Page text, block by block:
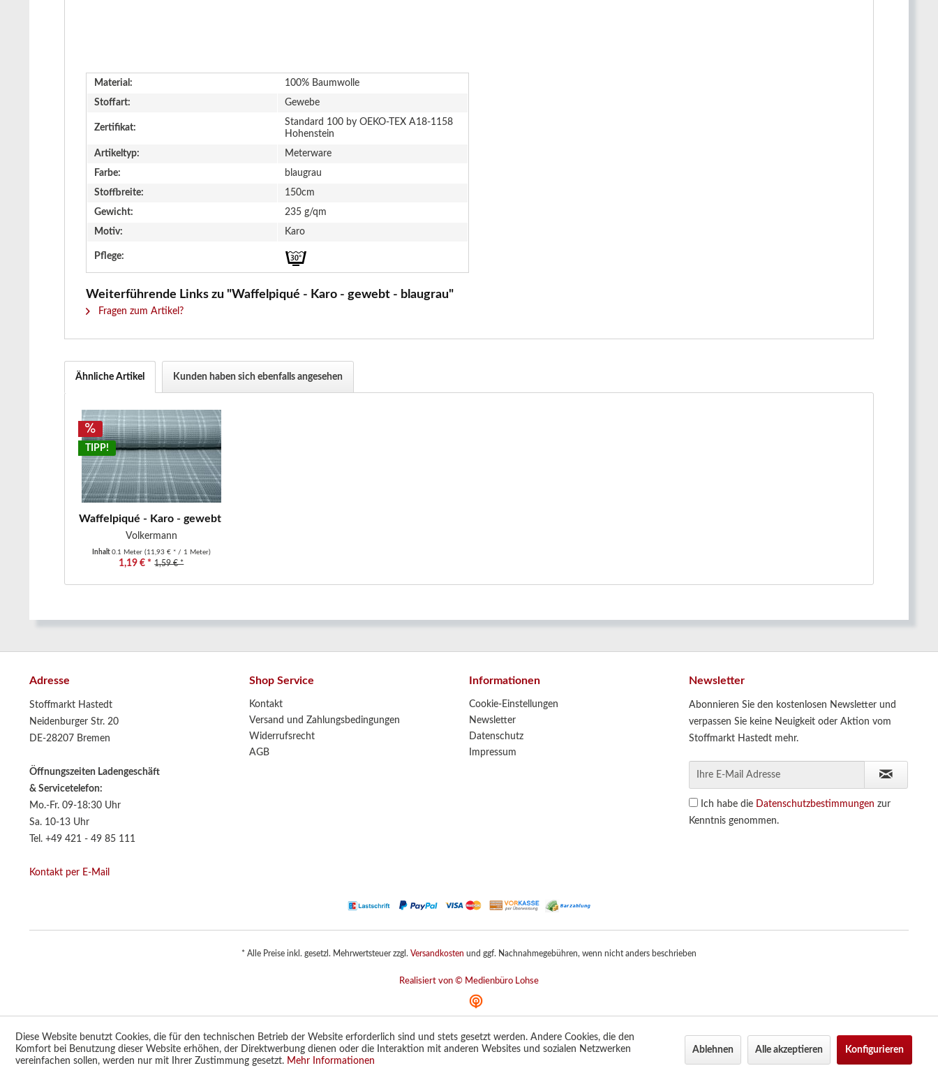
Material:
100% Baumwolle
Stoffart:
Gewebe
Zertifikat:
Standard 100 by OEKO-TEX A18-1158
Hohenstein
Artikeltyp:
Meterware
Farbe:
blaugrau
Stoffbreite:
150cm
Gewicht:
235 g/qm
Motiv:
Karo
Pflege:
Weiterführende Links zu "Waffelpiqué - Karo - gewebt - blaugrau"
Fragen zum Artikel?
Ähnliche Artikel Kunden haben sich ebenfalls angesehen
TIPP!
Waffelpiqué - Karo - gewebt - altmint
Volkermann
Inhalt 0.1 Meter (11,93 € * / 1 Meter)
1,19 € * 1,59 € *
Adresse
Stoffmarkt Hastedt
Neidenburger Str. 20
DE-28207 Bremen
Öffnungszeiten Ladengeschäft
& Servicetelefon:
Mo.-Fr. 09-18:30 Uhr
Sa. 10-13 Uhr
Tel. +49 421 - 49 85 111
Kontakt per E-Mail
Shop Service
Kontakt
Versand und Zahlungsbedingungen
Widerrufsrecht
AGB
Informationen
Cookie-Einstellungen
Newsletter
Datenschutz
Impressum
Newsletter
Abonnieren Sie den kostenlosen Newsletter und
verpassen Sie keine Neuigkeit oder Aktion vom
Stoffmarkt Hastedt mehr.
Ich habe die Datenschutzbestimmungen zur
Kenntnis genommen.
* Alle Preise inkl. gesetzl. Mehrwertsteuer zzgl. Versandkosten und ggf. Nachnahmegebühren, wenn nicht anders beschrieben
Realisiert von © Medienbüro Lohse
Diese Website benutzt Cookies, die für den technischen Betrieb der Website erforderlich sind und stets gesetzt werden. Andere Cookies, die den
Komfort bei Benutzung dieser Website erhöhen, der Direktwerbung dienen oder die Interaktion mit anderen Websites und sozialen Netzwerken
vereinfachen sollen, werden nur mit Ihrer Zustimmung gesetzt. Mehr Informationen
Ablehnen Alle akzeptieren Konfigurieren